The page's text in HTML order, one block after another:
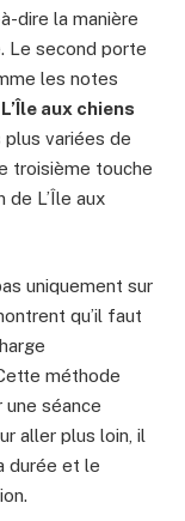
à-dire la manière
Le second porte
les notes
L’Île aux chiens
plus variées de
troisième touche
de L’Île aux
uniquement sur
qu’il faut
méthode
séance
aller plus loin, il
durée et le